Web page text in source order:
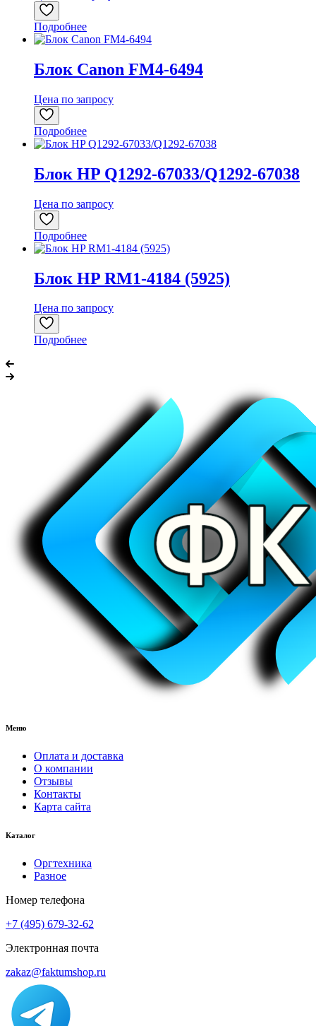
Подробнее
Блок Canon FM4-6494
Цена по запросу
Подробнее
Блок HP Q1292-67033/Q1292-67038
Цена по запросу
Подробнее
Блок HP RM1-4184 (5925)
Цена по запросу
Подробнее
Меню
Оплата и доставка
О компании
Отзывы
Контакты
Карта сайта
Каталог
Оргтехника
Разное
Номер телефона
+7 (495) 679-32-62
Электронная почта
zakaz@faktumshop.ru